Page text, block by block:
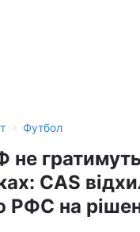
› Футбол
не
CAS
РФС на